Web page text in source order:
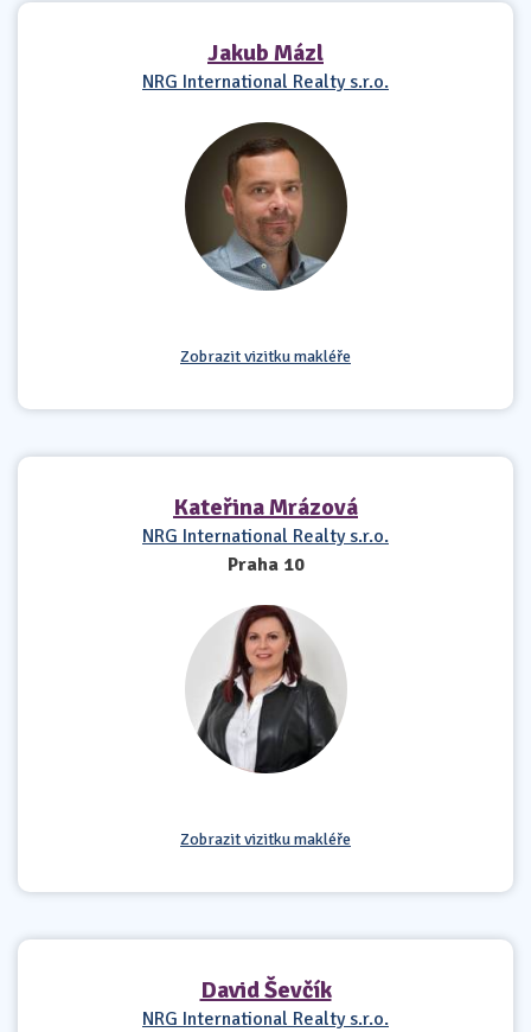
Jakub Mázl
NRG International Realty s.r.o.
Zobrazit vizitku makléře
Kateřina Mrázová
NRG International Realty s.r.o.
Praha 10
Zobrazit vizitku makléře
David Ševčík
NRG International Realty s.r.o.